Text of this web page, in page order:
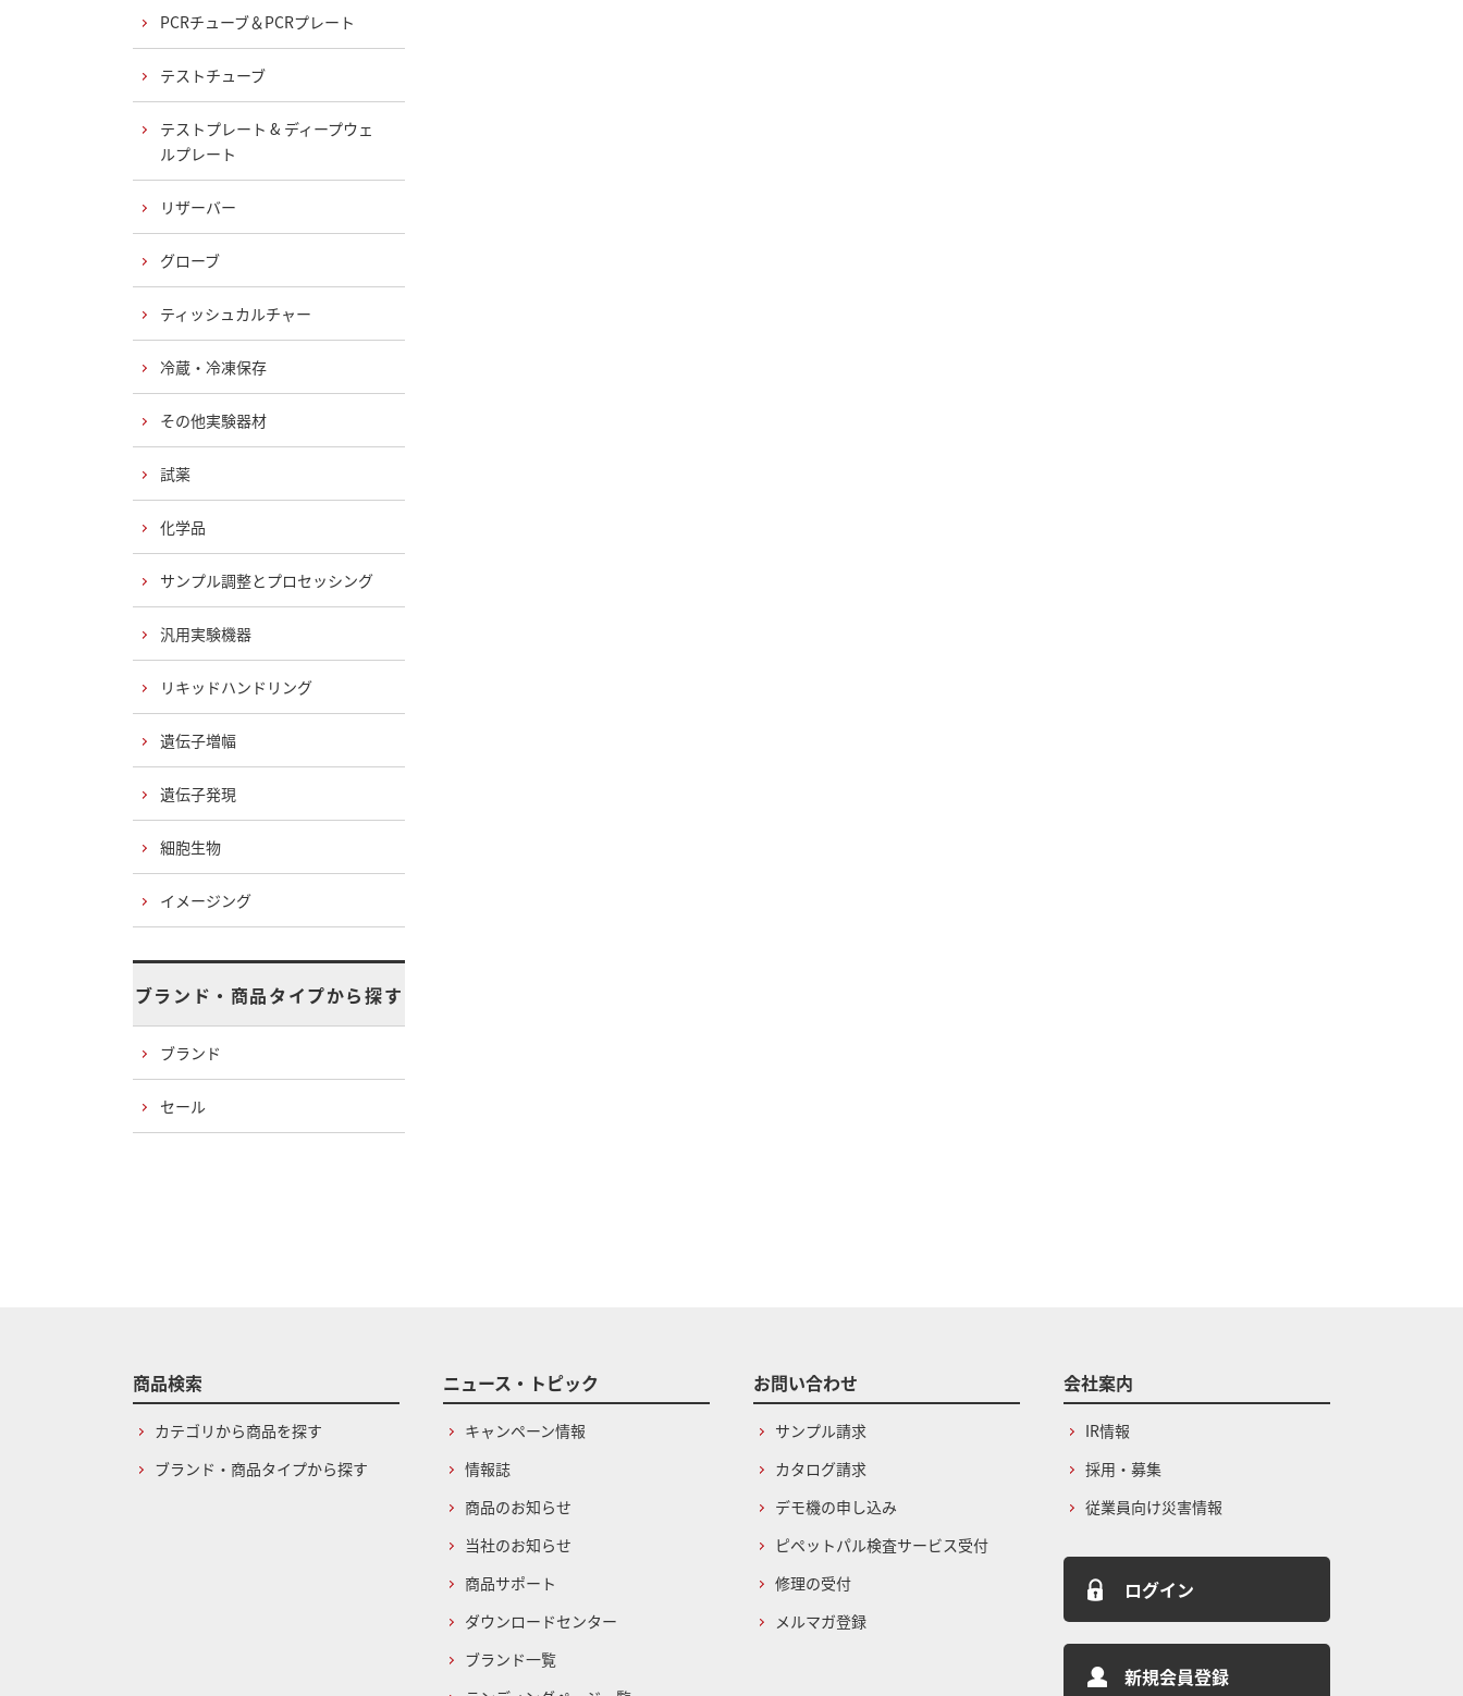
PCRチューブ＆PCRプレート
テストチューブ
テストプレート & ディープウェ
ルプレート
リザーバー
グローブ
ティッシュカルチャー
冷蔵・冷凍保存
その他実験器材
試薬
化学品
サンプル調整とプロセッシング
汎用実験機器
リキッドハンドリング
遺伝子増幅
遺伝子発現
細胞生物
イメージング
ブランド・商品タイプから探す
ブランド
セール
商品検索
カテゴリから商品を探す
ブランド・商品タイプから探す
ニュース・トピック
キャンペーン情報
情報誌
商品のお知らせ
当社のお知らせ
商品サポート
ダウンロードセンター
ブランド一覧
お問い合わせ
サンプル請求
カタログ請求
デモ機の申し込み
ピペットパル検査サービス受付
修理の受付
メルマガ登録
会社案内
IR情報
採用・募集
従業員向け災害情報
ログイン
新規会員登録